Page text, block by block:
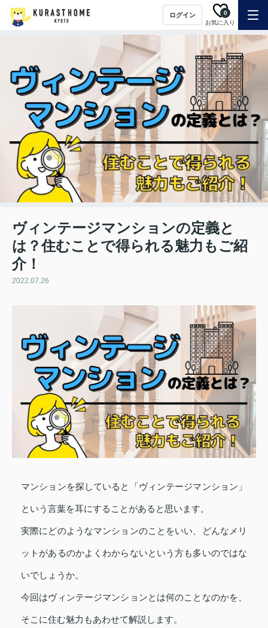
ログイン
お気に入り
0
ヴィンテージマンションの定義と
は？住むことで得られる魅力もご紹
介！
2022.07.26
マンションを探していると「ヴィンテージマンション」
という言葉を耳にすることがあると思います。
実際にどのようなマンションのことをいい、どんなメリ
ットがあるのかよくわからないという方も多いのではな
いでしょうか。
今回はヴィンテージマンションとは何のことなのかを、
そこに住む魅力もあわせて解説します。